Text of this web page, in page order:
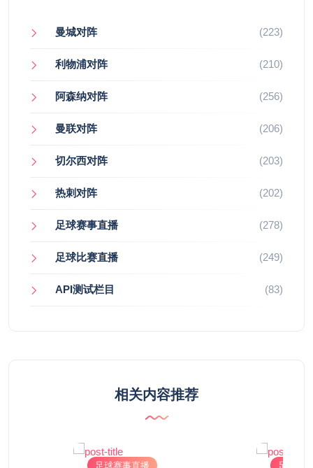
曼城对阵 (223)
利物浦对阵 (210)
阿森纳对阵 (256)
曼联对阵 (206)
切尔西对阵 (203)
热刺对阵 (202)
足球赛事直播 (278)
足球比赛直播 (249)
API测试栏目 (83)
相关内容推荐
足球赛事直播 足球赛